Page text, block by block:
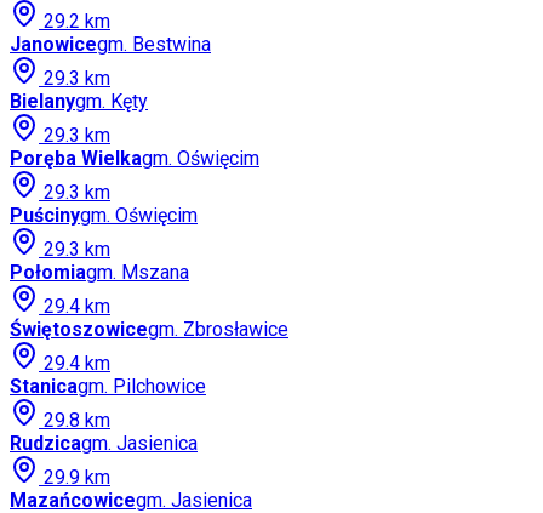
29.2 km
Janowicegm. Bestwina
29.3 km
Bielanygm. Kęty
29.3 km
Poręba Wielkagm. Oświęcim
29.3 km
Puścinygm. Oświęcim
29.3 km
Połomiagm. Mszana
29.4 km
Świętoszowicegm. Zbrosławice
29.4 km
Stanicagm. Pilchowice
29.8 km
Rudzicagm. Jasienica
29.9 km
Mazańcowicegm. Jasienica